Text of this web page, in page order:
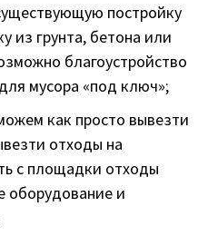
постройку
из грунта, бетона или
благоустройство
мусора «под ключ»;
как просто вывезти
отходы на
с площадки отходы
оборудование и